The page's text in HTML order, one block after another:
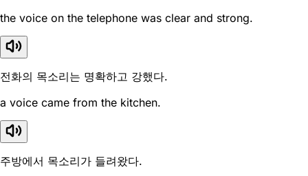
the voice on the telephone was clear and strong.
전화의 목소리는 명확하고 강했다.
a voice came from the kitchen.
주방에서 목소리가 들려왔다.